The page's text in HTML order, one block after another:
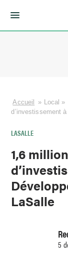
Accueil » Local »
d’investissement
LASALLE
1,6
LaSalle
5